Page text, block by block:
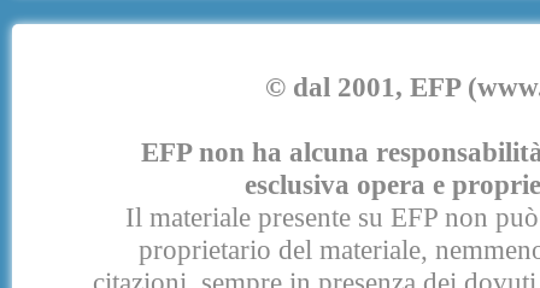
© dal 2001, EFP
EFP non ha alcuna
esclusiva opera e
Il materiale presente su EFP non
proprietario del materiale,